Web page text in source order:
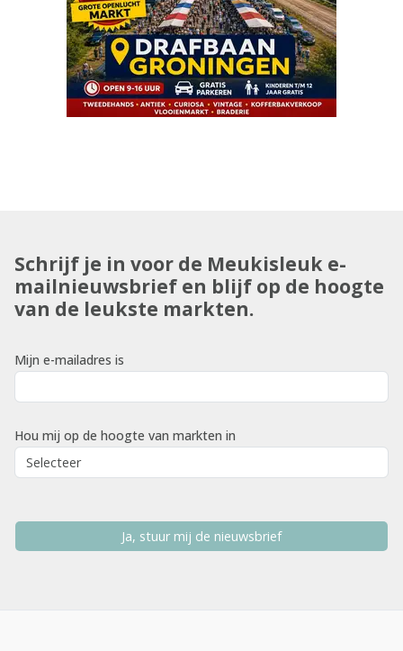
Schrijf je in voor de Meukisleuk e-
mailnieuwsbrief en blijf op de hoogte
van de leukste markten.
Mijn e-mailadres is
Hou mij op de hoogte van markten in
Ja, stuur mij de nieuwsbrief